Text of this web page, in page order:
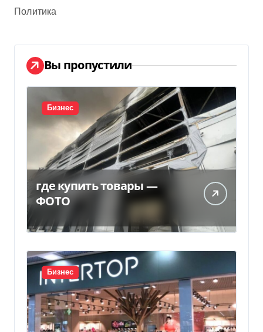
Политика
Вы пропустили
Бизнес
где купить товары —
ФОТО
Бизнес